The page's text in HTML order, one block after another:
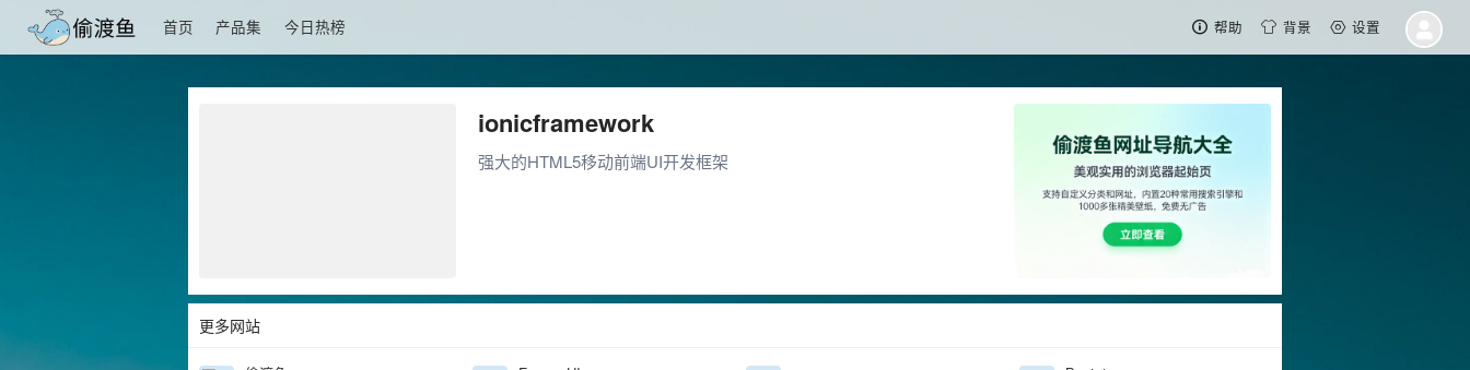
首页 产品集 今日热榜 帮助 背景 设置
ionicframework
强大的HTML5移动前端UI开发框架
更多网站